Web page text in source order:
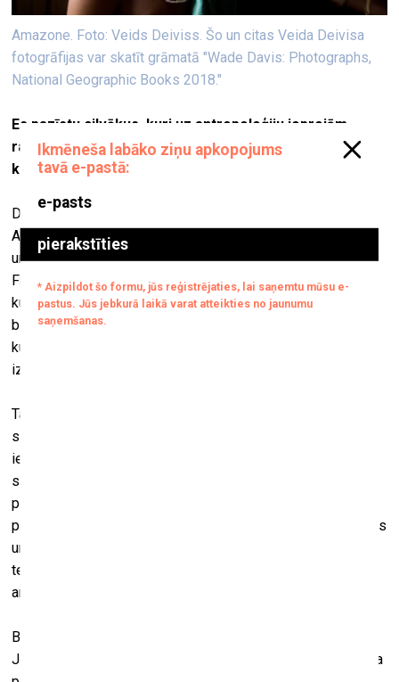
Amazone. Foto: Veids Deiviss. Šo un citas Veida Deivisa
fotogrāfijas var skatīt grāmatā "Wade Davis: Photographs,
National Geographic Books 2018."
Es pazīstu cilvēkus, kuri uz antropoloģiju joprojām
raugās ar aizdomām, uzsverot tās saistību ar
koloniālismu.
Domāju, ka tā ir nepareiza antropoloģijas vēstures izpratne.
Antropoloģija, Darvina iedvesmota, izauga no 19. gadsimta,
un nav šaubu, ka tolaik bija šī sajūta, jo īpaši Lielbritānijā un
Francijā, ka ja jau ir attīstījušās sugas, tad ir attīstījušās arī
kultūras. Bija priekšstats par hierarhiju – no mežoņa uz
barbaru un tad līdz civilizētajai Eiropai. Un visas pasaules
kultūras tika skatītas kā sastingušas izrādes skati šajā
iztēlotajā evolūcijas procesā.
Tajā pašā laikā Eiropā bija arī ļoti praktiska vajadzība
saprast šīs tautas, kas dzīvoja dažādu Eiropas valstu
ietekmes sfērās nonākušajās zemēs. Jo īpaši tas bija
saistīts ar Āfriku un 1885. gada Berlīnes konferenci, kad
pēkšņi tādas mazas valstiņas kā Beļģija, nemaz nerunājot
par Franciju, Lielbritāniju un Vāciju, pārņēma plašas teritorijas
un radās praktiska nepieciešamība uzzināt, kas šajās
teritorijās dzīvo. Tādā ziņā, protams, šajos agrīnajos gados
antropologi zināmā mērā kalpoja koloniālajām vajadzībām.
Bet tas ārkārtīgi atšķīrās no tā, kas notika abās Amerikās.
Jo tur bija Francs Boass. Viņš bija fiziķis, kura doktora darba